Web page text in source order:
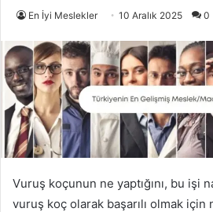
En İyi Meslekler 10 Aralık 2025 0
Vuruş koçunun ne yaptığını, bu işi
vuruş koç olarak başarılı olmak